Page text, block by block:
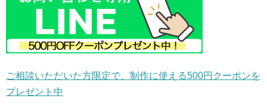
ご相談いただいた方限定で、制作に使える500円クーポンを
プレゼント中